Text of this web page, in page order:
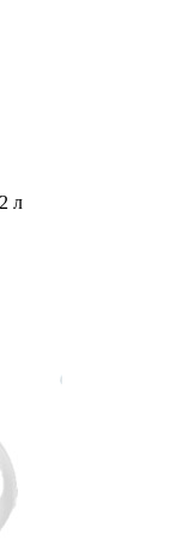
л